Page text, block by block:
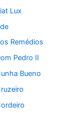
Lux
Remédios
Pedro II
Bueno